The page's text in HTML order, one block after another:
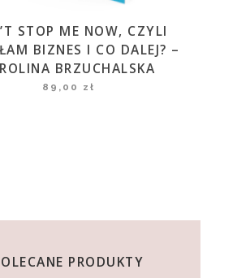
STOP ME NOW, CZYLI
BIZNES I CO DALEJ? –
BRZUCHALSKA
89,00 zł
PRODUKTY